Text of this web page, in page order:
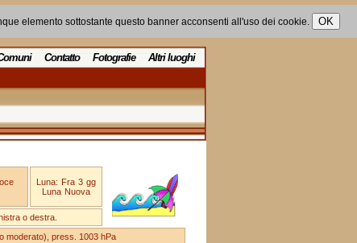
elemento sottostante questo banner acconsenti all'uso dei cookie.
Contatto Fotografie Altri luoghi
Luna: Fra 3 gg
Luna Nuova
o destra.
moderato), press. 1003 hPa